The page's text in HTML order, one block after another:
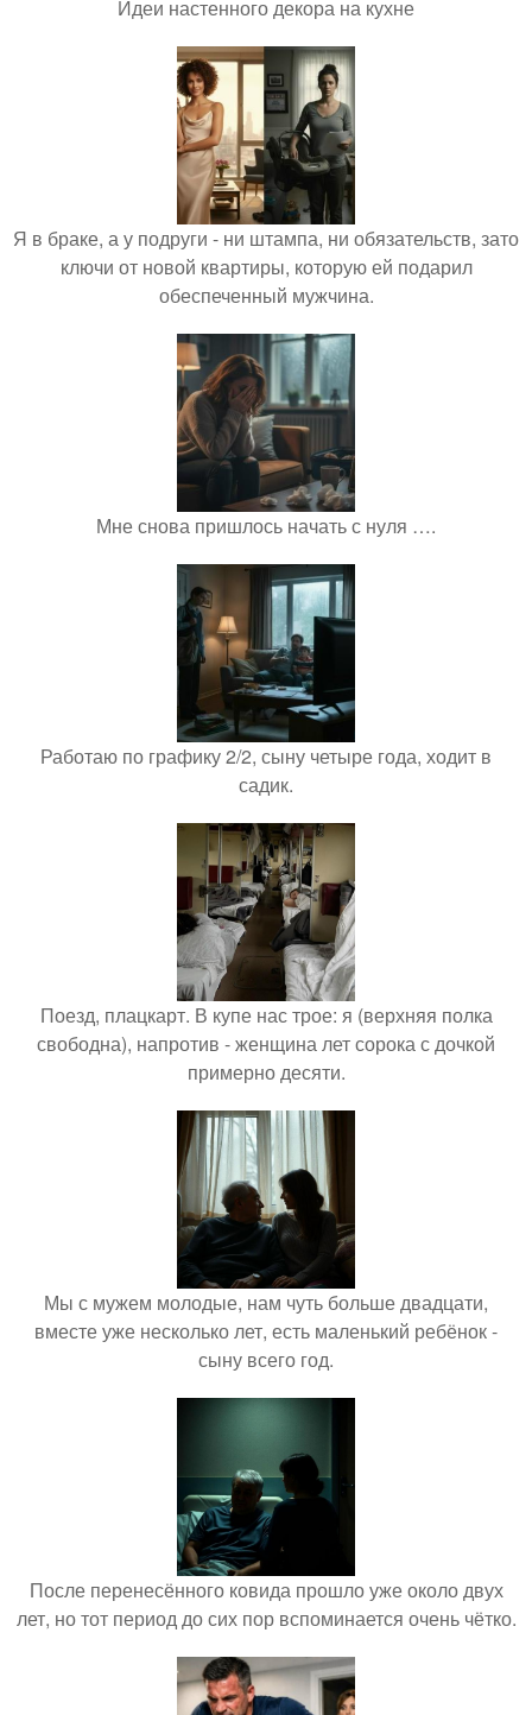
Идеи настенного декора на кухне
Я в браке, а у подруги - ни штампа, ни обязательств, зато
ключи от новой квартиры, которую ей подарил
обеспеченный мужчина.
Мне снова пришлось начать с нуля ….
Работаю по графику 2/2, сыну четыре года, ходит в
садик.
Поезд, плацкарт. В купе нас трое: я (верхняя полка
свободна), напротив - женщина лет сорока с дочкой
примерно десяти.
Мы с мужем молодые, нам чуть больше двадцати,
вместе уже несколько лет, есть маленький ребёнок -
сыну всего год.
После перенесённого ковида прошло уже около двух
лет, но тот период до сих пор вспоминается очень чётко.